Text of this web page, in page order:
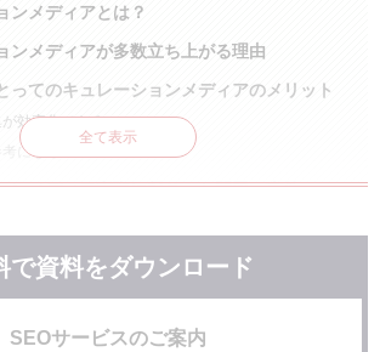
ンメディアとは？
ンメディアが多数立ち上がる理由
ってのキュレーションメディアのメリット
効率化できる
になる
ンメディア実際に起こった問題・事件
大学
全て表示
で資料をダウンロード
SEOサービスのご案内